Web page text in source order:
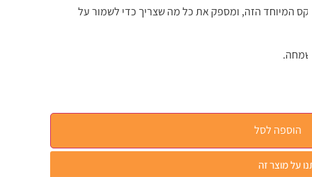
המיוחד הזה, ומספק את כל מה שצריך כדי לשמור על
הוספה לסל
על מוצר זה